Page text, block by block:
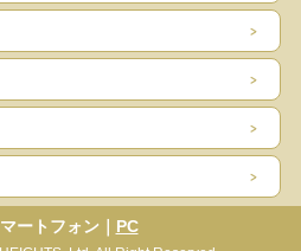
ートフォン｜ PC